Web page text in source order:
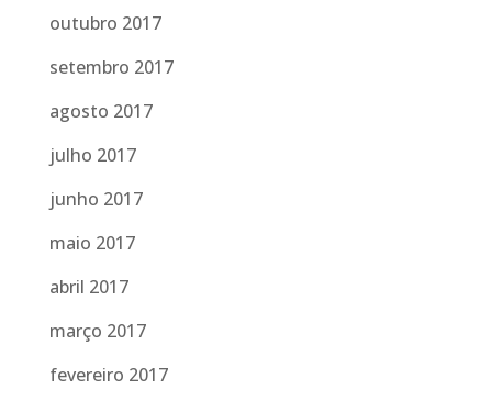
outubro 2017
setembro 2017
agosto 2017
julho 2017
junho 2017
maio 2017
abril 2017
março 2017
fevereiro 2017